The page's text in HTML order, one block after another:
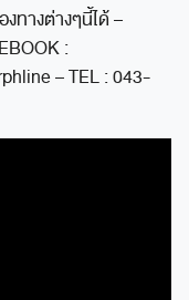
ทางต่างๆนี้ได้ –
:
– TEL : 043-